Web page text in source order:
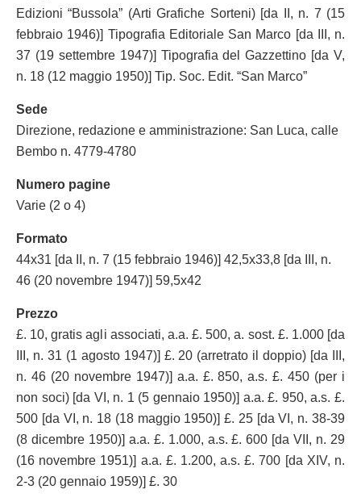
Edizioni “Bussola” (Arti Grafiche Sorteni) [da II, n. 7 (15
febbraio 1946)] Tipografia Editoriale San Marco [da III, n.
37 (19 settembre 1947)] Tipografia del Gazzettino [da V,
n. 18 (12 maggio 1950)] Tip. Soc. Edit. “San Marco”
Sede
Direzione, redazione e amministrazione: San Luca, calle
Bembo n. 4779-4780
Numero pagine
Varie (2 o 4)
Formato
44x31 [da II, n. 7 (15 febbraio 1946)] 42,5x33,8 [da III, n.
46 (20 novembre 1947)] 59,5x42
Prezzo
£. 10, gratis agli associati, a.a. £. 500, a. sost. £. 1.000 [da
III, n. 31 (1 agosto 1947)] £. 20 (arretrato il doppio) [da III,
n. 46 (20 novembre 1947)] a.a. £. 850, a.s. £. 450 (per i
non soci) [da VI, n. 1 (5 gennaio 1950)] a.a. £. 950, a.s. £.
500 [da VI, n. 18 (18 maggio 1950)] £. 25 [da VI, n. 38-39
(8 dicembre 1950)] a.a. £. 1.000, a.s. £. 600 [da VII, n. 29
(16 novembre 1951)] a.a. £. 1.200, a.s. £. 700 [da XIV, n.
2-3 (20 gennaio 1959)] £. 30